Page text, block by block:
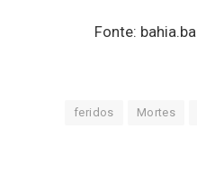
Fonte: bahia.ba
feridos Mortes